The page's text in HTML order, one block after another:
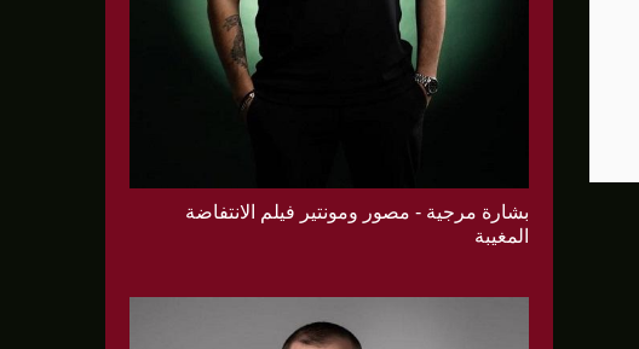
بشارة مرجية - مصور ومونتير فيلم الانتفاضة
المغيبة